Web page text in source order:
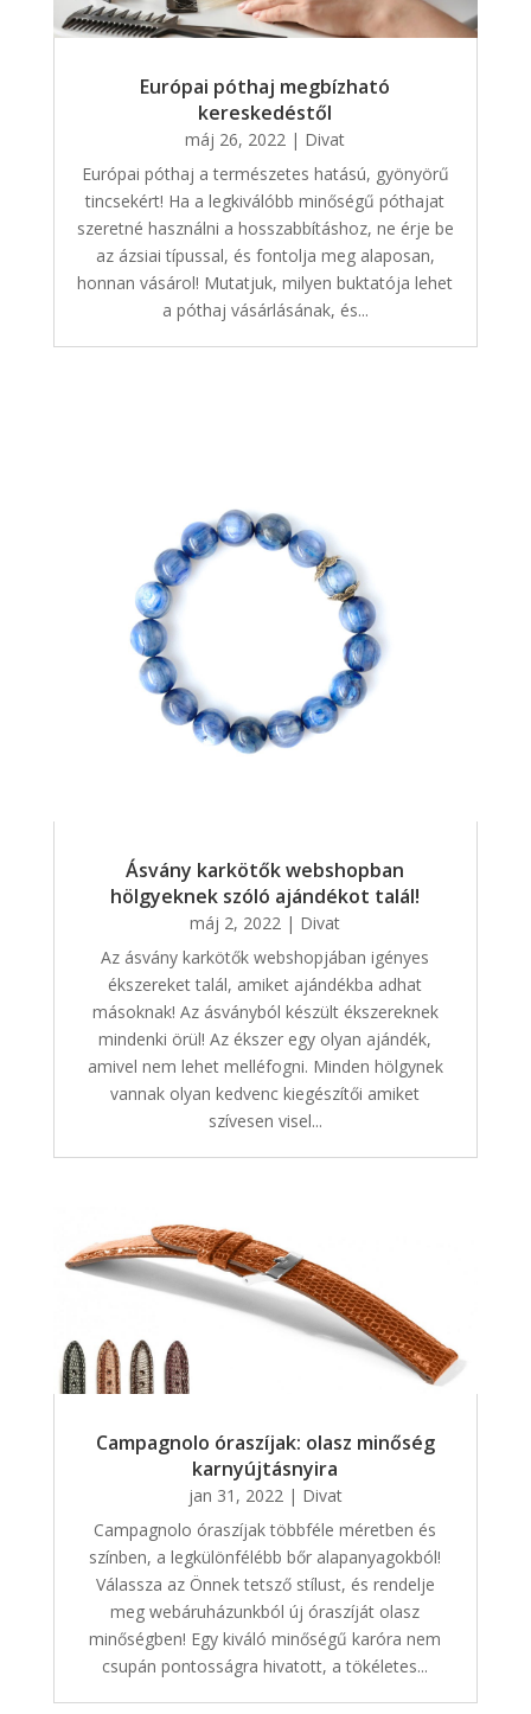
Európai póthaj megbízható
kereskedéstől
máj 26, 2022 | Divat
Európai póthaj a természetes hatású, gyönyörű
tincsekért! Ha a legkiválóbb minőségű póthajat
szeretné használni a hosszabbításhoz, ne érje be
az ázsiai típussal, és fontolja meg alaposan,
honnan vásárol! Mutatjuk, milyen buktatója lehet
a póthaj vásárlásának, és...
Ásvány karkötők webshopban
hölgyeknek szóló ajándékot talál!
máj 2, 2022 | Divat
Az ásvány karkötők webshopjában igényes
ékszereket talál, amiket ajándékba adhat
másoknak! Az ásványból készült ékszereknek
mindenki örül! Az ékszer egy olyan ajándék,
amivel nem lehet melléfogni. Minden hölgynek
vannak olyan kedvenc kiegészítői amiket
szívesen visel...
Campagnolo óraszíjak: olasz minőség
karnyújtásnyira
jan 31, 2022| Divat
Campagnolo óraszíjak többféle méretben és
színben, a legkülönfélébb bőr alapanyagokból!
Válassza az Önnek tetsző stílust, és rendelje
meg webáruházunkból új óraszíját olasz
minőségben! Egy kiváló minőségű karóra nem
csupán pontosságra hivatott, a tökéletes...